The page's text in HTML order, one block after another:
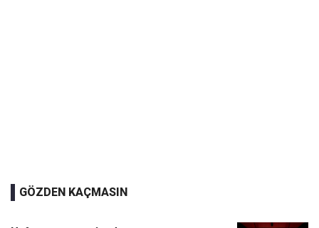
GÖZDEN KAÇMASIN